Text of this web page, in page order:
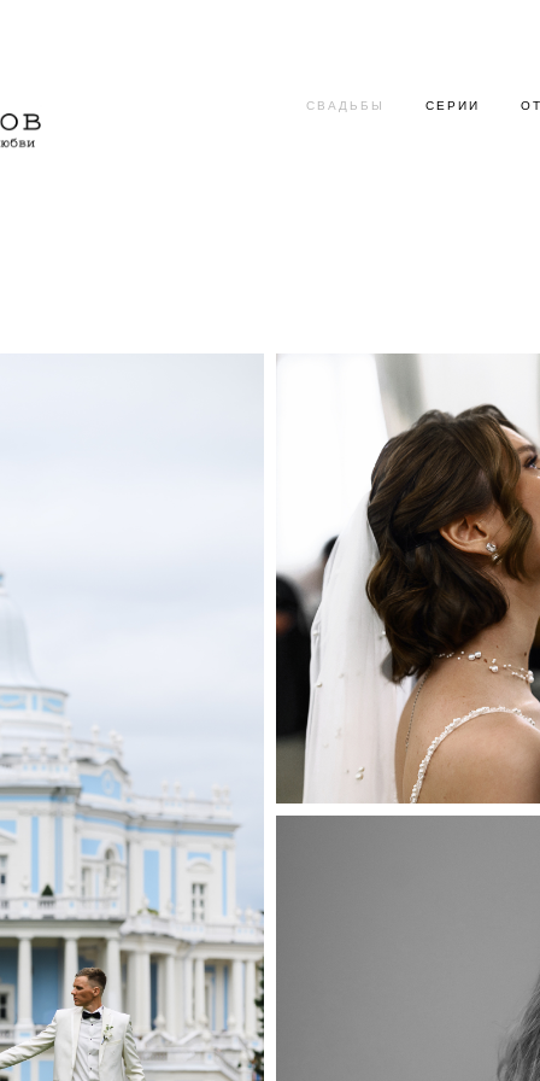
СВАДЬБЫ СЕРИИ